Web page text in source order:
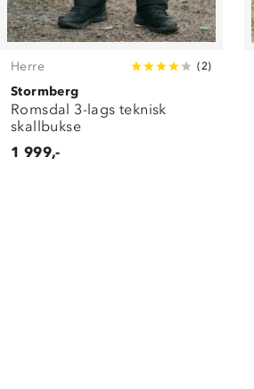
Herre ( 2)
Stormberg
Romsdal 3-lags teknisk
skallbukse
1 999,-